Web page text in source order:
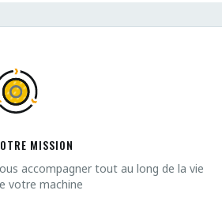
MISSION
accompagner tout au long de la vie
votre machine